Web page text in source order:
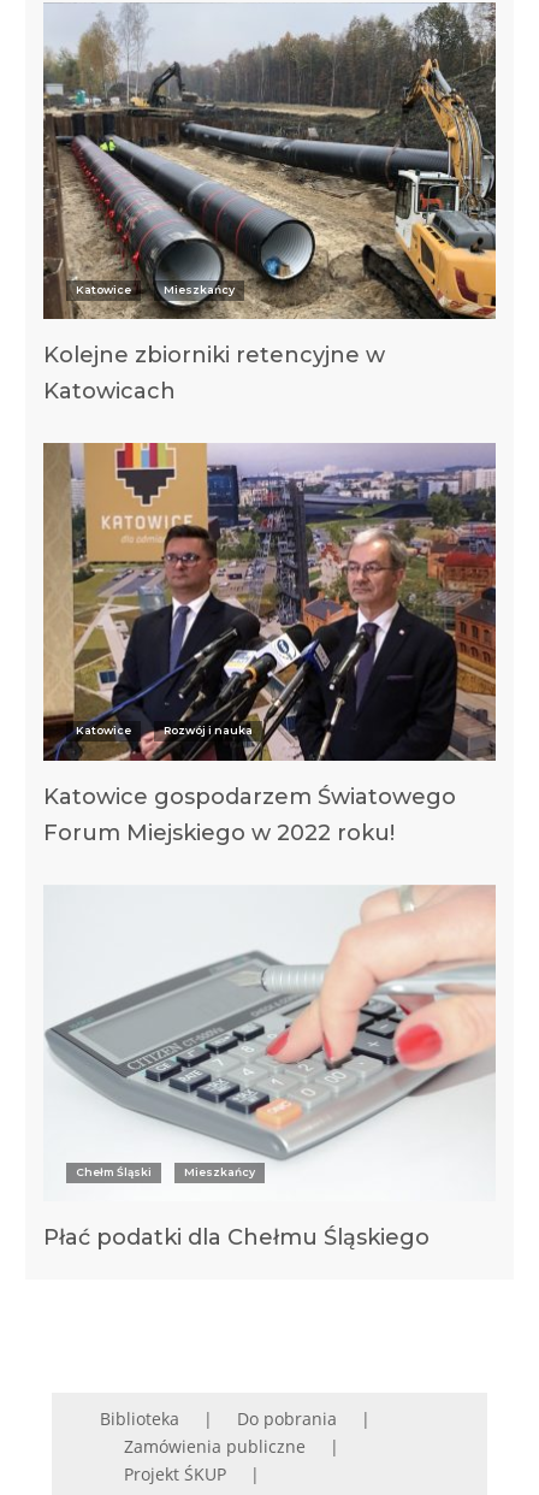
Katowice Mieszkańcy
Kolejne zbiorniki retencyjne w
Katowicach
Katowice Rozwój i nauka
Katowice gospodarzem Światowego
Forum Miejskiego w 2022 roku!
Chełm Śląski Mieszkańcy
Płać podatki dla Chełmu Śląskiego
Biblioteka
Do pobrania
Zamówienia publiczne
Projekt ŚKUP